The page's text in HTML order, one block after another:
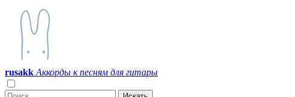
rusakk Аккорды к песням для гитары